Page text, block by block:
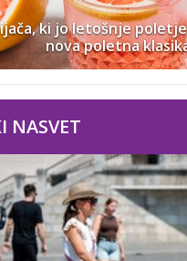
ki jo letošnje
nova poletna
NASVET